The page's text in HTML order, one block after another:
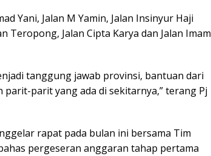
Yani, Jalan M Yamin, Jalan Insinyur Haji
Teropong, Jalan Cipta Karya dan Jalan Imam
tanggung jawab provinsi, bantuan dari
parit yang ada di sekitarnya,” terang Pj
rapat pada bulan ini bersama Tim
pergeseran anggaran tahap pertama